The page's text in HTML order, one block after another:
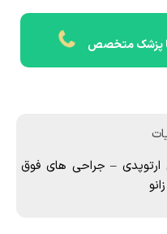
پزشک متخصص
– جراحی های فوق